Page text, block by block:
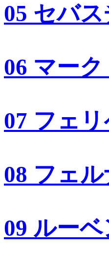
05 セバ
06 マー
07 フェ
08 フェ
09 ルー